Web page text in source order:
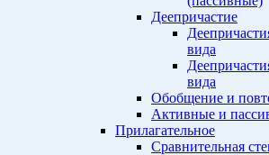
Деепричастие
вида
вида
Обобщение и
Активные и
Прилагательное
Сравнительная